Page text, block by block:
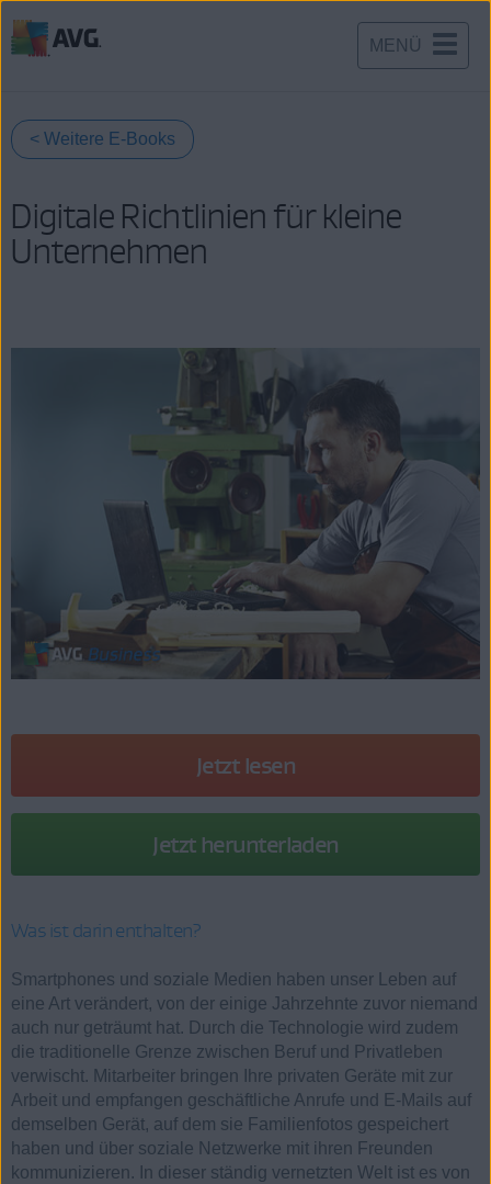
MENÜ
Inhalt
< Weitere E-Books
Digitale Richtlinien für kleine
Unternehmen
Jetzt lesen
Jetzt herunterladen
Was ist darin enthalten?
Smartphones und soziale Medien haben unser Leben auf
eine Art verändert, von der einige Jahrzehnte zuvor niemand
auch nur geträumt hat. Durch die Technologie wird zudem
die traditionelle Grenze zwischen Beruf und Privatleben
verwischt. Mitarbeiter bringen Ihre privaten Geräte mit zur
Arbeit und empfangen geschäftliche Anrufe und E-Mails auf
demselben Gerät, auf dem sie Familienfotos gespeichert
haben und über soziale Netzwerke mit ihren Freunden
kommunizieren. In dieser ständig vernetzten Welt ist es von